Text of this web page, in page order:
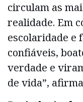
circulam as
realidade. Em
escolaridade e
confiáveis,
verdade e
de vida”,